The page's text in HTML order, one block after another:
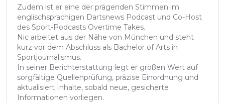
Zudem ist er eine der prägenden Stimmen im
englischsprachigen Dartsnews Podcast und Co-Host
des Sport-Podcasts Overtime Takes.
Nic arbeitet aus der Nähe von München und steht
kurz vor dem Abschluss als Bachelor of Arts in
Sportjournalismus.
In seiner Berichterstattung legt er großen Wert auf
sorgfältige Quellenprüfung, präzise Einordnung und
aktualisiert Inhalte, sobald neue, gesicherte
Informationen vorliegen.